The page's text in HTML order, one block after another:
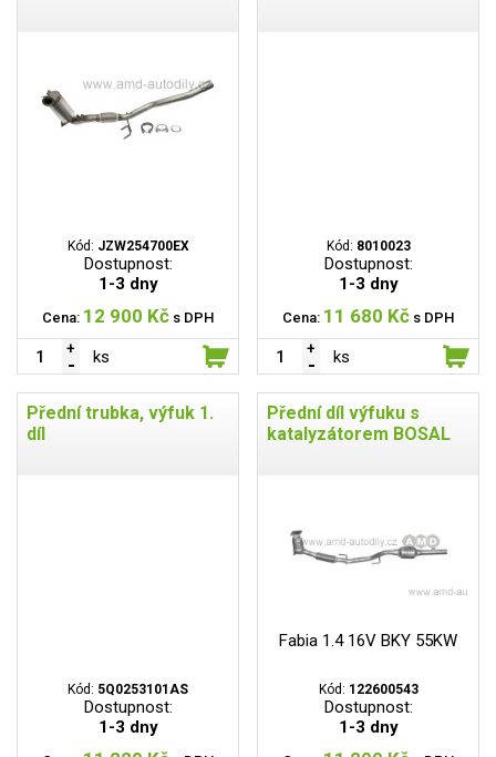
Kód: JZW254700EX
Dostupnost:
1-3 dny
Cena: 12 900 Kč s DPH
ks
Kód: 8010023
Dostupnost:
1-3 dny
Cena: 11 680 Kč s DPH
ks
Přední trubka, výfuk 1.
díl
Kód: 5Q0253101AS
Dostupnost:
1-3 dny
Přední díl výfuku s
katalyzátorem BOSAL
Fabia 1.4 16V BKY 55KW
Kód: 122600543
Dostupnost:
1-3 dny